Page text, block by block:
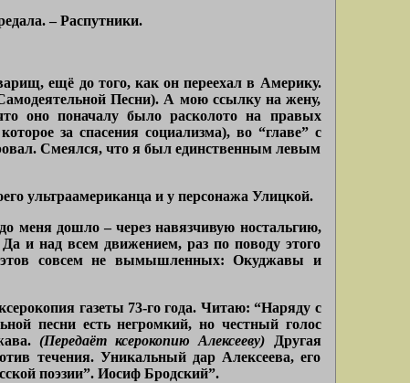
– Распутники.
ещё до того, как он переехал в Америку.
Песни). А мою ссылку на жену,
оно поначалу было расколото на правых
за спасения социализма), во “главе” с
Смеялся, что я был единственным левым
ультраамериканца и у персонажа Улицкой.
меня дошло – через навязчивую ностальгию,
и над всем движением, раз по поводу этого
совсем не вымышленных: Окуджавы и
газеты 73-го года. Читаю: “Наряду с
песни есть негромкий, но честный голос
(Передаёт ксерокопию Алексееву) Другая
течения. Уникальный дар Алексеева, его
поэзии”. Иосиф Бродский”.